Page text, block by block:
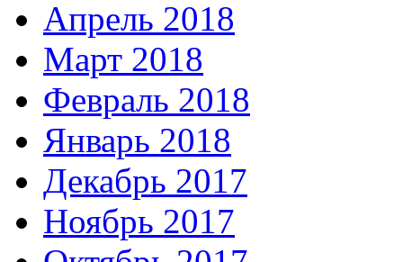
Апрель 2018
Март 2018
Февраль 2018
Январь 2018
Декабрь 2017
Ноябрь 2017